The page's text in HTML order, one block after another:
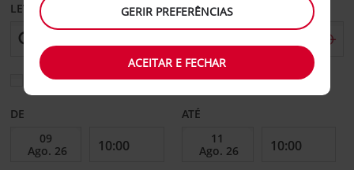
LEVANTAR EM
Escolher uma estação de devolução diferente
DE ATÉ
GERIR PREFERÊNCIAS
ACEITAR E FECHAR